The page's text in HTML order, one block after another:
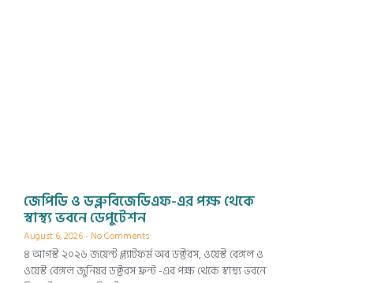
জেপিডি ও ডব্লুবিজেডিএফ-এর পক্ষ থেকে
স্বাস্থ্য ভবনে ডেপুটেশন
August 6, 2026 No Comments
৪ আগস্ট ২০২৬ জয়েন্ট প্ল্যাটফর্ম অব ডক্টরস, ওয়েস্ট বেঙ্গল ও
ওয়েস্ট বেঙ্গল জুনিয়র ডক্টরস ফ্রন্ট -এর পক্ষ থেকে স্বাস্থ্য ভবনে